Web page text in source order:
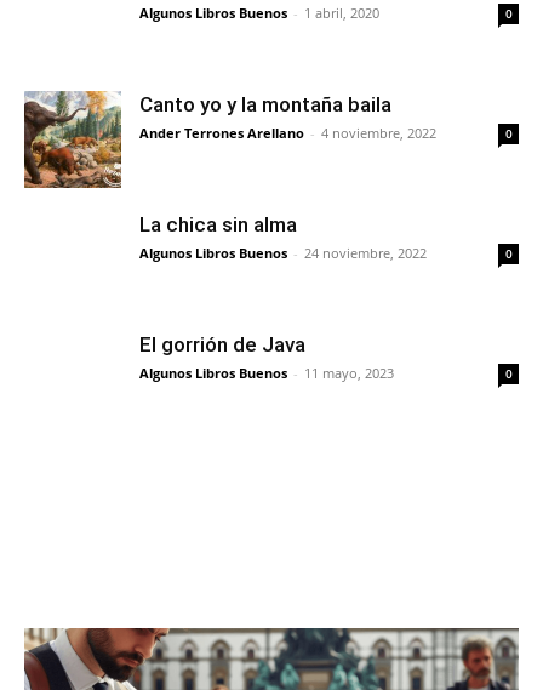
Algunos Libros Buenos - 1 abril, 2020 0
Canto yo y la montaña baila
Ander Terrones Arellano - 4 noviembre, 2022 0
La chica sin alma
Algunos Libros Buenos - 24 noviembre, 2022 0
El gorrión de Java
Algunos Libros Buenos - 11 mayo, 2023 0